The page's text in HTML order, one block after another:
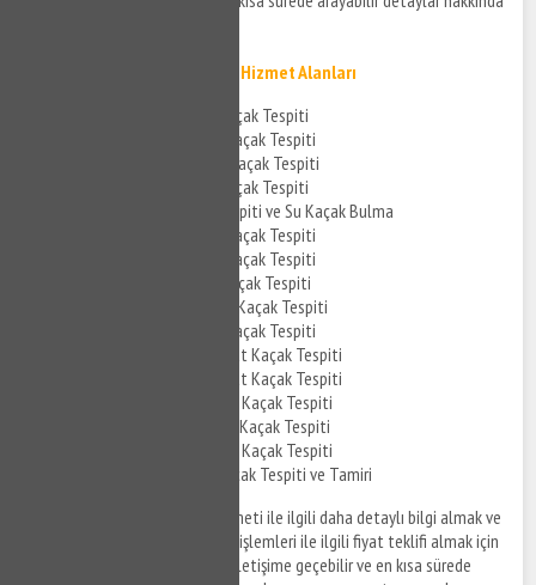
Hekimbaşı Su Kaçak Tespiti Hizmet Alanları
Hekimbaşı Banyo Su Kaçak Tespiti
Hekimbaşı Mutfak Su Kaçak Tespiti
Hekimbaşı Tuvalet Su Kaçak Tespiti
Hekimbaşı Kombi Su Kaçak Tespiti
Hekimbaşı Su Kaçak Tespiti ve Su Kaçak Bulma
Hekimbaşı Cihazla Su Kaçak Tespiti
Hekimbaşı Akustik Su Kaçak Tespiti
Hekimbaşı Cihazlı Su Kaçak Tespiti
Hekimbaşı Noktasal Su Kaçak Tespiti
Hekimbaşı Su Tesisat Kaçak Tespiti
Hekimbaşı Kombi Tesisat Kaçak Tespiti
Hekimbaşı Kombi Tesisat Kaçak Tespiti
Hekimbaşı Parke Altı Su Kaçak Tespiti
Hekimbaşı Kırmadan Su Kaçak Tespiti
Hekimbaşı Tavandan Su Kaçak Tespiti
Hekimbaşı Pimaş Su Kaçak Tespiti ve Tamiri
Hekimbaşı su kaçak bulma hizmeti ile ilgili daha detaylı bilgi almak ve
su kaçağı tespiti sonrası tamir işlemleri ile ilgili fiyat teklifi almak için
anlaşmalı firmalarımız sizinle iletişime geçebilir ve en kısa sürede